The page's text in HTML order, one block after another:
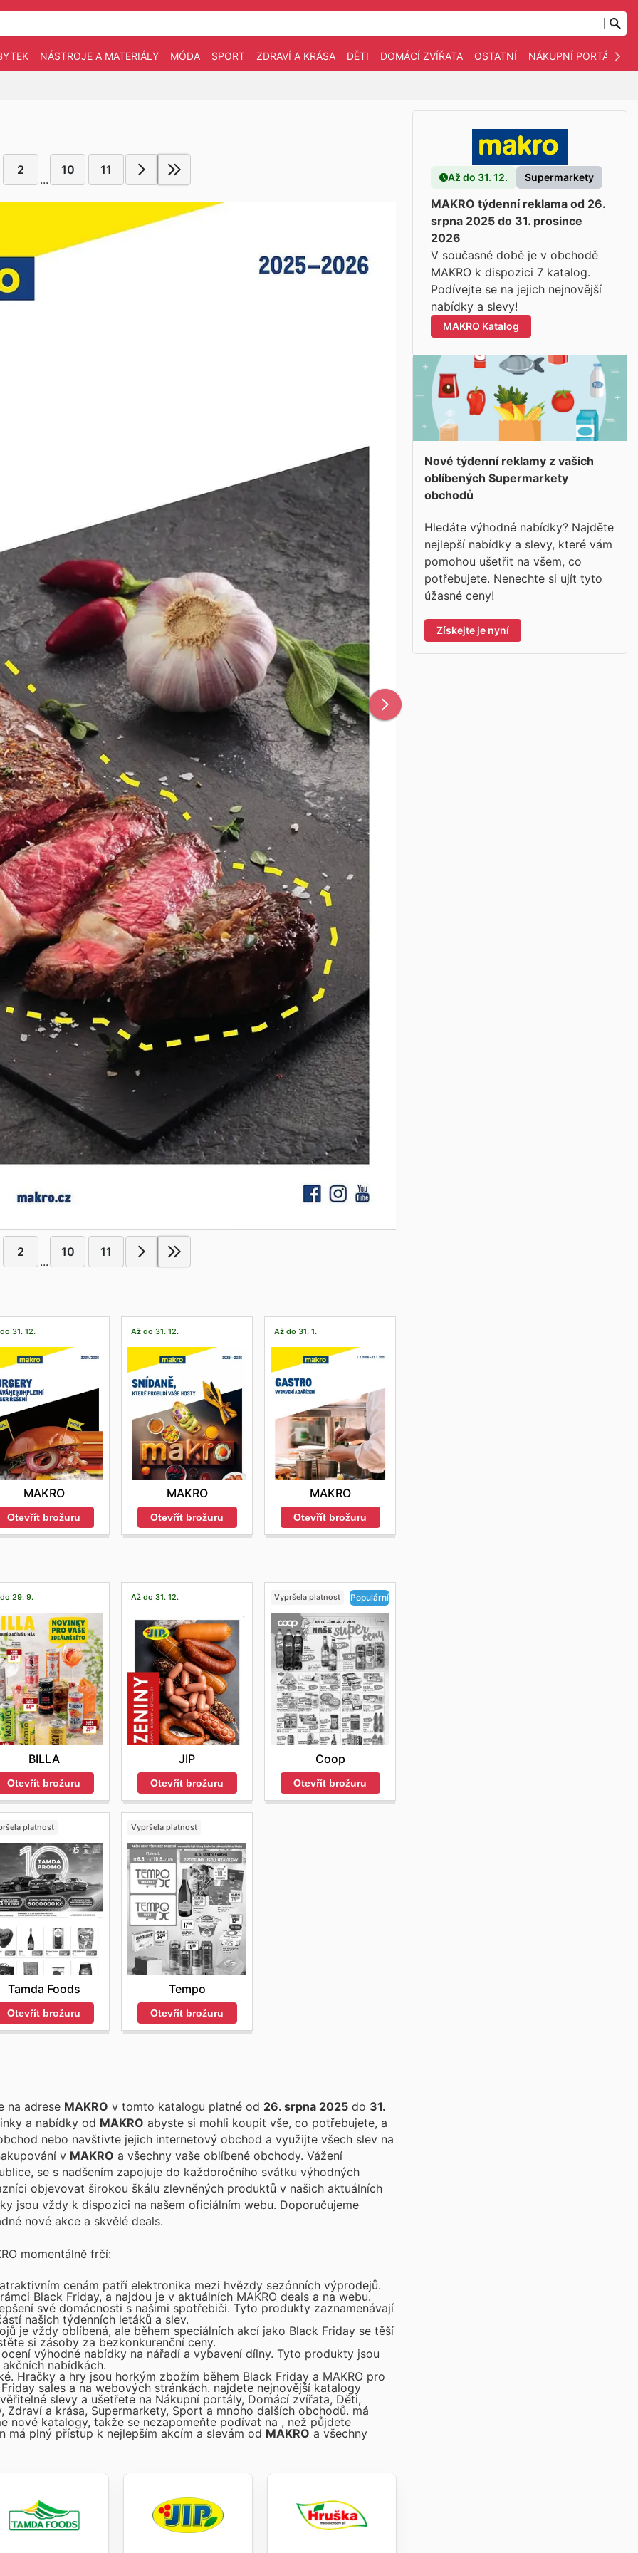
NÁSTROJE A MATERIÁLY MÓDA SPORT ZDRAVÍ A KRÁSA DĚTI DOMÁCÍ ZVÍŘATA OSTATNÍ NÁKUPNÍ PORTÁLY
2
...
10 11
2
...
10 11
31. 12.
MAKRO
Otevřít brožuru
Až do 31. 12.
MAKRO
Otevřít brožuru
Až do 31. 1.
MAKRO
Otevřít brožuru
29. 9.
BILLA
Otevřít brožuru
Až do 31. 12.
JIP
Otevřít brožuru
Vypršela platnost Populární
Coop
Otevřít brožuru
platnost
Tamda Foods
Otevřít brožuru
Vypršela platnost
Tempo
Otevřít brožuru
na adrese MAKRO v tomto katalogu platné od 26. srpna 2025 do 31.
a nabídky od MAKRO abyste si mohli koupit vše, co potřebujete, a
nebo navštivte jejich internetový obchod a využijte všech slev na
v MAKRO a všechny vaše oblíbené obchody. Vážení
se s nadšením zapojuje do každoročního svátku výhodných
objevovat širokou škálu zlevněných produktů v našich aktuálních
jsou vždy k dispozici na našem oficiálním webu. Doporučujeme
nové akce a skvělé deals.
momentálně frčí:
cenám patří elektronika mezi hvězdy sezónních výprodejů.
Black Friday, a najdou je v aktuálních MAKRO deals a na webu.
své domácnosti s našimi spotřebiči. Tyto produkty zaznamenávají
našich týdenních letáků a slev.
je vždy oblíbená, ale během speciálních akcí jako Black Friday se těší
si zásoby za bezkonkurenční ceny.
výhodné nabídky na nářadí a vybavení dílny. Tyto produkty jsou
nabídkách.
Hračky a hry jsou horkým zbožím během Black Friday a MAKRO pro
sales a na webových stránkách. najdete nejnovější katalogy
slevy a ušetřete na Nákupní portály, Domácí zvířata, Děti,
a krása, Supermarkety, Sport a mnoho dalších obchodů. má
nové katalogy, takže se nezapomeňte podívat na , než půjdete
má plný přístup k nejlepším akcím a slevám od MAKROa všechny
Až do 31. 12. Supermarkety
MAKRO týdenní reklama od 26.
srpna 2025 do 31. prosince
2026
V současné době je v obchodě
MAKRO k dispozici 7 katalog.
Podívejte se na jejich nejnovější
nabídky a slevy!
MAKRO Katalog
Nové týdenní reklamy z vašich
oblíbených Supermarkety
obchodů
Hledáte výhodné nabídky? Najděte
nejlepší nabídky a slevy, které vám
pomohou ušetřit na všem, co
potřebujete. Nenechte si ujít tyto
úžasné ceny!
Získejte je nyní